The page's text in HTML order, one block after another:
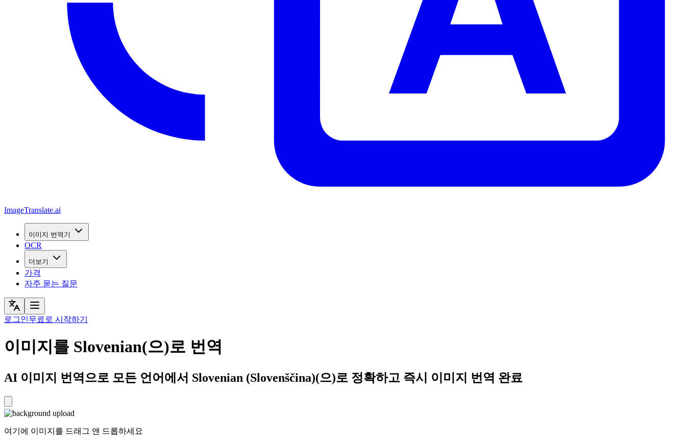
ImageTranslate.ai
이미지 번역기
OCR
더보기
가격
자주 묻는 질문
로그인무료로 시작하기
이미지를 Slovenian(으)로 번역
AI 이미지 번역으로 모든 언어에서 Slovenian (Slovenščina)(으)로 정확하고 즉시 이미지 번역 완료
여기에 이미지를 드래그 앤 드롭하세요